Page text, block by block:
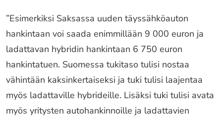
”Esimerkiksi Saksassa uuden täyssähköauton
hankintaan voi saada enimmillään 9 000 euron ja
ladattavan hybridin hankintaan 6 750 euron
hankintatuen. Suomessa tukitaso tulisi nostaa
vähintään kaksinkertaiseksi ja tuki tulisi laajentaa
myös ladattaville hybrideille. Lisäksi tuki tulisi avata
myös yritysten autohankinnoille ja ladattavien